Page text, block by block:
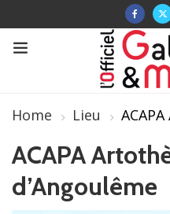
Home Lieu
ACAPA
d’Angoulême